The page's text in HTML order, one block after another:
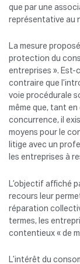
que par une
représentative au
La mesure
protection du
entreprises ». Est-
contraire que
voie procédurale
même que, tant
concurrence, il
moyens pour le
litige avec un
les entreprises à
L’objectif affiché
recours leur
réparation
termes, les
contentieux « de
L’intérêt du